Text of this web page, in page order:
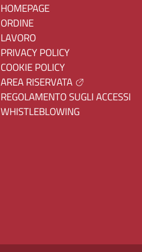
HOMEPAGE
ORDINE
LAVORO
PRIVACY POLICY
COOKIE POLICY
AREA RISERVATA
REGOLAMENTO SUGLI ACCESSI
WHISTLEBLOWING